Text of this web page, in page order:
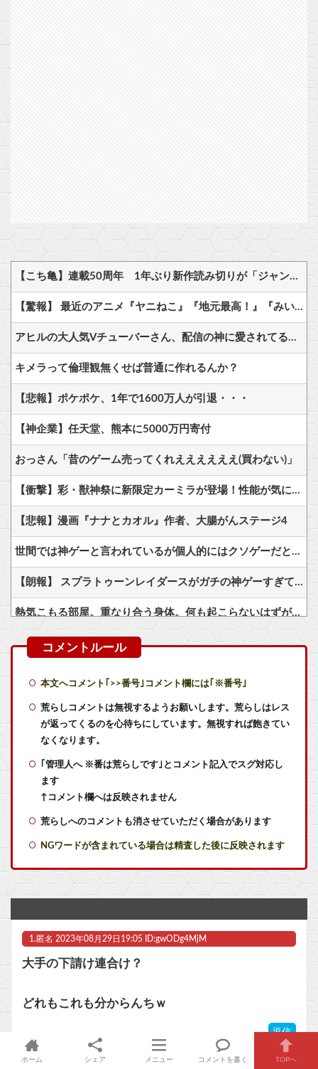
【こち亀】連載50周年 1年ぶり新作読み切りが「ジャンプ」に
【驚報】 最近のアニメ『ヤニねこ』『地元最高！』『みいちゃんと山田さん』『ドカ食いダイスキ！ もちづきさん』
アヒルの大人気Vチューバーさん、配信の神に愛されてるとしか思えない確率の偏りｗ
キメラって倫理観無くせば普通に作れるんか？
【悲報】ポケポケ、1年で1600万人が引退・・・
【神企業】任天堂、熊本に5000万円寄付
おっさん「昔のゲーム売ってくれええええええ(買わない)」
【衝撃】彩・獣神祭に新限定カーミラが登場！性能が気になる
【悲報】漫画『ナナとカオル』作者、大腸がんステージ4
世間では神ゲーと言われているが個人的にはクソゲーだと思うゲーム挙げてけ
【朗報】 スプラトゥーンレイダースがガチの神ゲーすぎて世界中で大絶賛ｗｗｗｗｗｗｗ
熱気こもる部屋。重なり合う身体。何も起こらないはずがなく……
【BF6】 SPMKPM相当低そうだけどキルレだけは高い奴
【艦これ】ムラクモウサギ 他
【艦これ】授業中に居眠りふぶき 他
【艦これ】バニ黒潮親潮 他
任天堂ソフトのダウンロード率61.5%www
【ウマ娘】昔の水着がそのまま入るジャーニー…まるで成長していない！？
【悲報】GTA6の新トレーラー、ネトフリ独占(6時間先行)ｗｗｗ
【ポケモンGO】「色違い000個体」とかい逆にレアな個体
本文へコメント｢>>番号｣コメント欄には｢※番号｣
荒らしコメントは無視するようお願いします。荒らしはレス
が返ってくるのを心待ちにしています。無視すれば飽きてい
なくなります。
｢管理人へ ※番は荒らしです｣とコメント記入でスグ対応し
ます
↑コメント欄へは反映されません
荒らしへのコメントも消させていただく場合があります
NGワードが含まれている場合は精査した後に反映されます
1. 匿名 2023年08月29日19:05 ID:gwODg4MjM
大手の下請け連合け？
どれもこれも分からんちｗ
返信
ホーム シェア メニュー コメントを書く TOPへ